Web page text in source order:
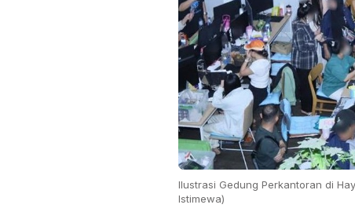
Ilustrasi Gedung Perkantoran di
Istimewa)